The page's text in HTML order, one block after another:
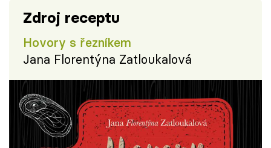
Zdroj receptu
Hovory s řezníkem
Jana Florentýna Zatloukalová